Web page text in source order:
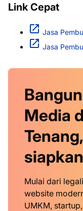
Link Cepat
Jasa
Jasa
Media
Mulai dari
website
UMKM,